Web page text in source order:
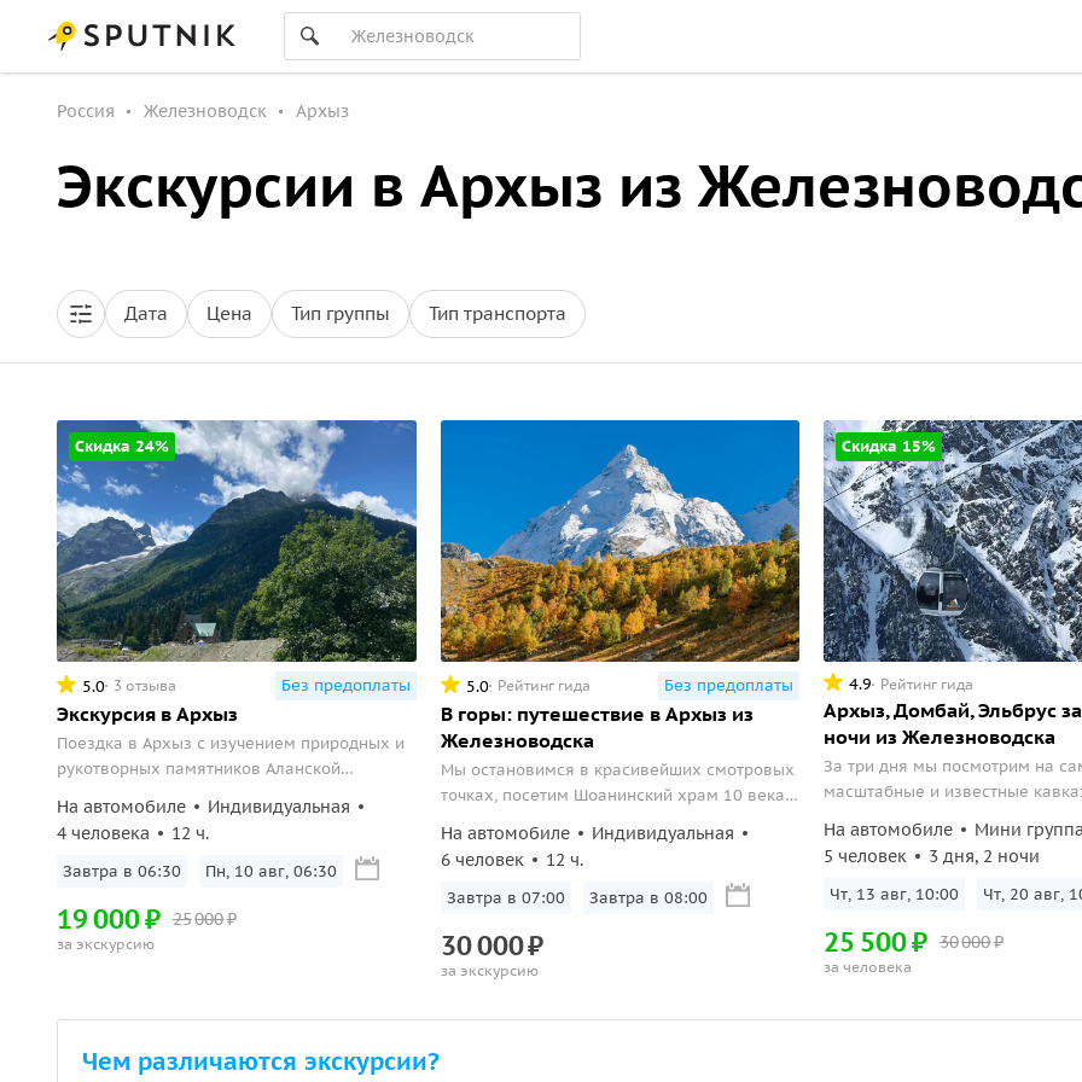
Россия Железноводск Архыз
Экскурсии в Архыз из
Дата Цена Тип группы Тип транспорта
Скидка 24%
5.0 3 отзыва Без предоплаты
Экскурсия в Архыз
Поездка в Архыз с изучением природных и
рукотворных памятников Аланской
На автомобиле
Индивидуальная
4 человека
12 ч.
Завтра в 06:30 Пн, 10 авг, 06:30
25000₽
19000₽
за экскурсию
5.0 Рейтинг гида Без предоплаты
В горы: путешествие в Архыз из
Железноводска
Мы остановимся в красивейших смотровых
точках, посетим Шоанинский храм 10 века,
хребта Мицешта, где в 1999 году
обнаружили загадочный Лик Христа.
На автомобиле
Индивидуальная
6 человек
12 ч.
Завтра в 07:00 Завтра в 08:00
30000₽
за экскурсию
Скидка 15%
4.9 Рейтинг гида
Архыз, Домбай, Эльбрус
ночи из Железноводска
За три дня мы посмотрим на
масштабные и известные
мечтают тысячи альпинистов,
Домбай с его сказочным
заповедником и современный
России.
На автомобиле
Мини группа
5 человек
3 дня, 2 ночи
Чт, 13 авг, 10:00 Чт, 20 авг,
30000₽
25 500₽
за человека
Чем различаются экскурсии?